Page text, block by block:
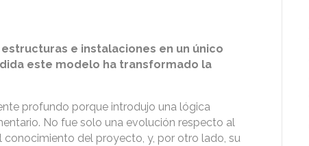
e instalaciones en un único
este modelo ha transformado la
profundo porque introdujo una lógica
No fue solo una evolución respecto al
conocimiento del proyecto, y, por otro lado, su